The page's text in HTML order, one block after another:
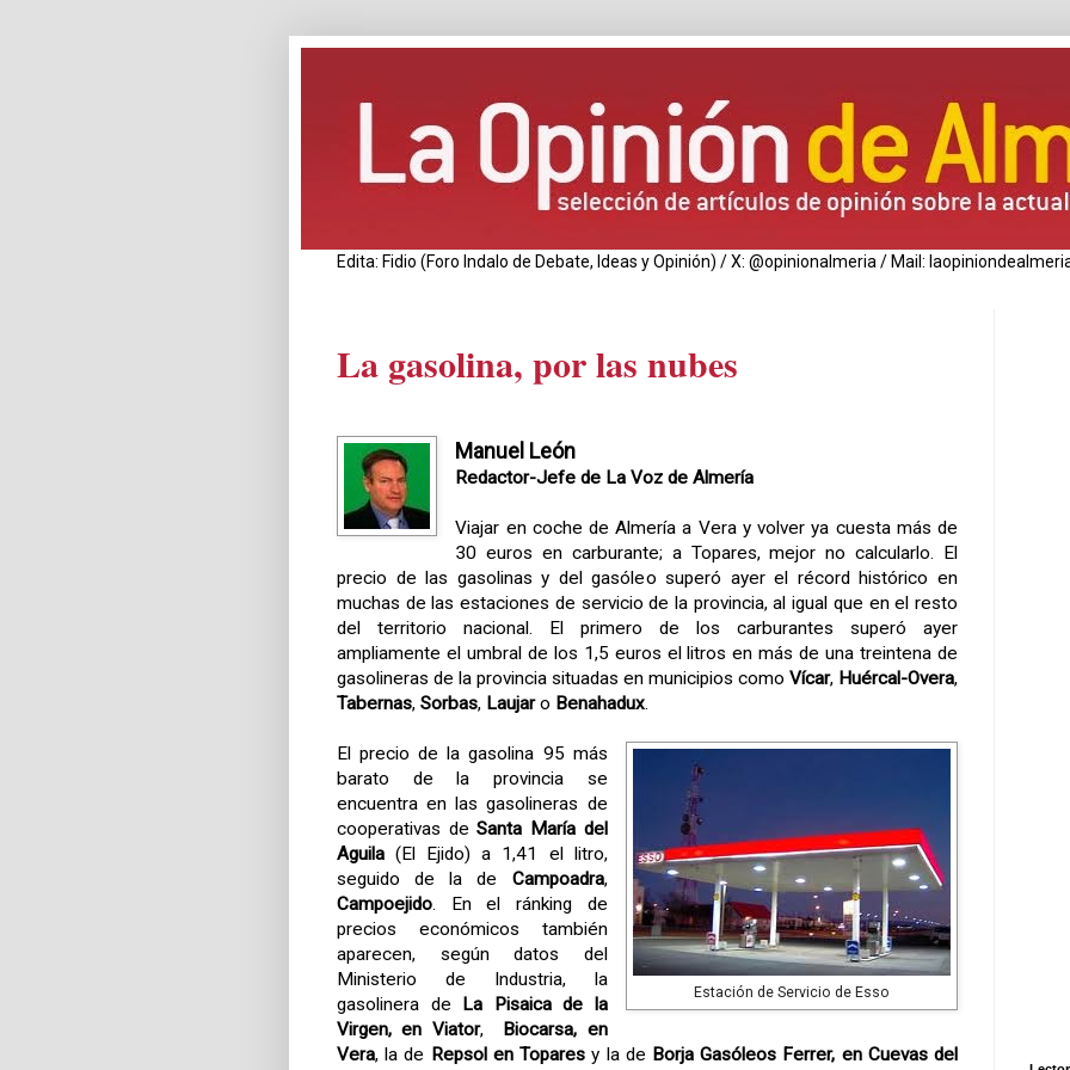
Edita: Fidio (Foro Indalo de Debate, Ideas y Opinión) / X: @opinionalmeria / Mail:
La gasolina, por las nubes
Manuel León
Redactor-Jefe de La Voz de Almería
Viajar en coche de Almería a Vera y volver ya cuesta más de
30 euros en carburante; a Topares, mejor no calcularlo. El
precio de las gasolinas y del gasóleo superó ayer el récord histórico en
muchas de las estaciones de servicio de la provincia, al igual que en el resto
del territorio nacional. El primero de los carburantes superó ayer
ampliamente el umbral de los 1,5 euros el litros en más de una treintena de
gasolineras de la provincia situadas en municipios como Vícar, Huércal-Overa,
Tabernas, Sorbas, Laujaro Benahadux.
Estación de Servicio de Esso
El precio de la gasolina 95 más
barato de la provincia se
encuentra en las gasolineras de
cooperativas deSanta María del
Aguila (El Ejido) a 1,41 el litro,
seguido de la de Campoadra,
Campoejido. En el ránking de
precios económicos también
aparecen, según datos del
Ministerio de Industria, la
gasolinera de
La Pisaica de la
Virgen, en Viator,
Biocarsa, en
Vera, la de Repsol en Topares y la de Borja Gasóleos Ferrer, en Cuevas del